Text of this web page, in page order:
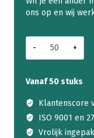
Game
aantal
Vanaf 50 stuks
Klantenscore
ISO 9001 en
Vrolijk